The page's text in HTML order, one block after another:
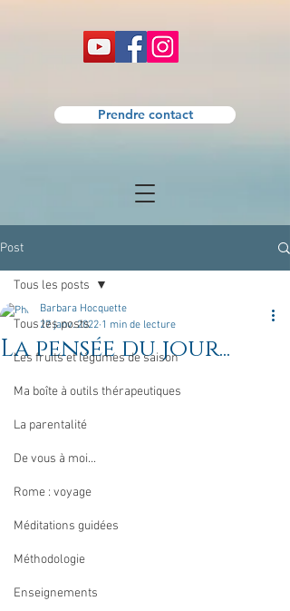
Prendre contact
Post
Tous les posts
Les fruits et légumes de saison
Ma boîte à outils thérapeutiques
La parentalité
De vous à moi...
Rome : voyage
Méditations guidées
Méthodologie
Enseignements
Tous les posts
La pensée du jour...
Barbara Hocquette
27 janv. 2022 1 min de lecture